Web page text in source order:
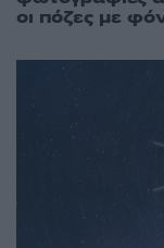
οι πόζες με